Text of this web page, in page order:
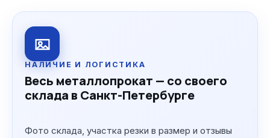
НАЛИЧИЕ И ЛОГИСТИКА
Весь металлопрокат — со своего
склада в Санкт-Петербурге
Фото склада, участка резки в размер и отзывы